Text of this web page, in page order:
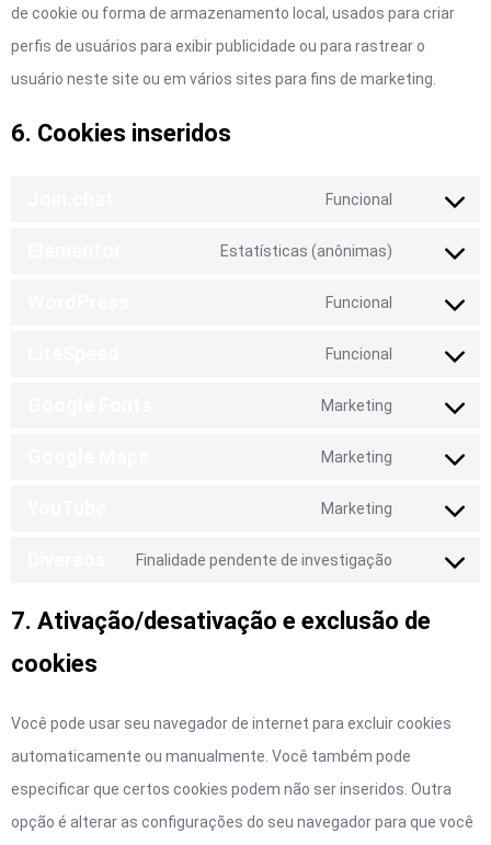
de cookie ou forma de armazenamento local, usados para criar
perfis de usuários para exibir publicidade ou para rastrear o
usuário neste site ou em vários sites para fins de marketing.
6. Cookies inseridos
Funcional
Estatísticas (anônimas)
Funcional
Funcional
Marketing
Marketing
Marketing
Finalidade pendente de investigação
7. Ativação/desativação e exclusão de
cookies
Você pode usar seu navegador de internet para excluir cookies
automaticamente ou manualmente. Você também pode
especificar que certos cookies podem não ser inseridos. Outra
opção é alterar as configurações do seu navegador para que você